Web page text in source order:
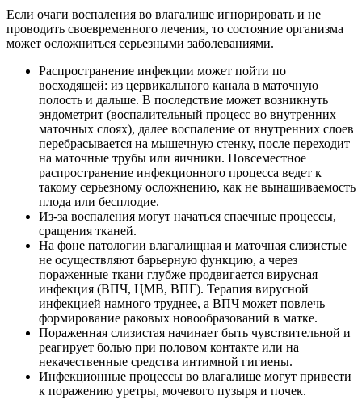
Если очаги воспаления во влагалище игнорировать и не
проводить своевременного лечения, то состояние организма
может осложниться серьезными заболеваниями.
Распространение инфекции может пойти по
восходящей: из цервикального канала в маточную
полость и дальше. В последствие может возникнуть
эндометрит (воспалительный процесс во внутренних
маточных слоях), далее воспаление от внутренних слоев
перебрасывается на мышечную стенку, после переходит
на маточные трубы или яичники. Повсеместное
распространение инфекционного процесса ведет к
такому серьезному осложнению, как не вынашиваемость
плода или бесплодие.
Из-за воспаления могут начаться спаечные процессы,
сращения тканей.
На фоне патологии влагалищная и маточная слизистые
не осуществляют барьерную функцию, а через
пораженные ткани глубже продвигается вирусная
инфекция (ВПЧ, ЦМВ, ВПГ). Терапия вирусной
инфекцией намного труднее, а ВПЧ может повлечь
формирование раковых новообразований в матке.
Пораженная слизистая начинает быть чувствительной и
реагирует болью при половом контакте или на
некачественные средства интимной гигиены.
Инфекционные процессы во влагалище могут привести
к поражению уретры, мочевого пузыря и почек.